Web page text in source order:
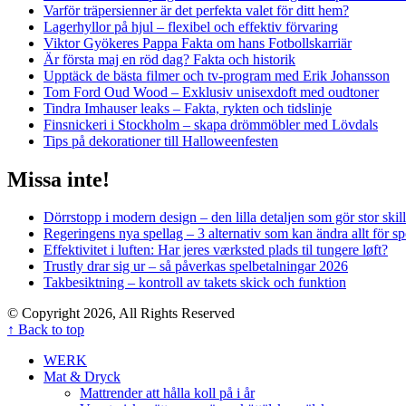
Varför träpersienner är det perfekta valet för ditt hem?
Lagerhyllor på hjul – flexibel och effektiv förvaring
Viktor Gyökeres Pappa Fakta om hans Fotbollskarriär
Är första maj en röd dag? Fakta och historik
Upptäck de bästa filmer och tv-program med Erik Johansson
Tom Ford Oud Wood – Exklusiv unisexdoft med oudtoner
Tindra Imhauser leaks – Fakta, rykten och tidslinje
Finsnickeri i Stockholm – skapa drömmöbler med Lövdals
Tips på dekorationer till Halloweenfesten
Missa inte!
Dörrstopp i modern design – den lilla detaljen som gör stor
Regeringens nya spellag – 3 alternativ som kan ändra allt för
Effektivitet i luften: Har jeres værksted plads til tungere løft?
Trustly drar sig ur – så påverkas spelbetalningar 2026
Takbesiktning – kontroll av takets skick och funktion
© Copyright 2026, All Rights Reserved
↑ Back to top
WERK
Mat & Dryck
Mattrender att hålla koll på i år